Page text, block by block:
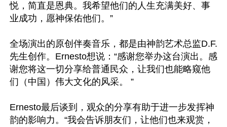
悦，简直是恩典。我希望他们的人生充满美好、事
业成功，愿神保佑他们。”
全场演出的原创伴奏音乐，都是由神韵艺术总监D.F.
先生创作。Ernesto想说：“感谢您举办这台演出。感
谢您将这一切分享给普通民众，让我们也能略窥他
们（中国）伟大文化的风采。 ”
Ernesto最后谈到，观众的分享有助于进一步发挥神
韵的影响力。“我会告诉朋友们，让他们也来观赏，